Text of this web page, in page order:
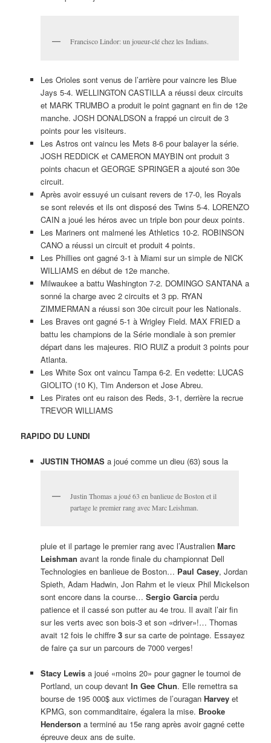
Francisco Lindor: un joueur-clé chez les Indians.
Les Orioles sont venus de l’arrière pour vaincre les Blue
Jays 5-4. WELLINGTON CASTILLA a réussi deux circuits
et MARK TRUMBO a produit le point gagnant en fin de 12e
manche. JOSH DONALDSON a frappé un circuit de 3
points pour les visiteurs.
Les Astros ont vaincu les Mets 8-6 pour balayer la série.
JOSH REDDICK et CAMERON MAYBIN ont produit 3
points chacun et GEORGE SPRINGER a ajouté son 30e
circuit.
Après avoir essuyé un cuisant revers de 17-0, les Royals
se sont relevés et ils ont disposé des Twins 5-4. LORENZO
CAIN a joué les héros avec un triple bon pour deux points.
Les Mariners ont malmené les Athletics 10-2. ROBINSON
CANO a réussi un circuit et produit 4 points.
Les Phillies ont gagné 3-1 à Miami sur un simple de NICK
WILLIAMS en début de 12e manche.
Milwaukee a battu Washington 7-2. DOMINGO SANTANA a
sonné la charge avec 2 circuits et 3 pp. RYAN
ZIMMERMAN a réussi son 30e circuit pour les Nationals.
Les Braves ont gagné 5-1 à Wrigley Field. MAX FRIED a
battu les champions de la Série mondiale à son premier
départ dans les majeures. RIO RUIZ a produit 3 points pour
Atlanta.
Les White Sox ont vaincu Tampa 6-2. En vedette: LUCAS
GIOLITO (10 K), Tim Anderson et Jose Abreu.
Les Pirates ont eu raison des Reds, 3-1, derrière la recrue
TREVOR WILLIAMS
RAPIDO DU LUNDI
JUSTIN THOMAS a joué comme un dieu (63) sous la
Justin Thomas a joué 63 en banlieue de Boston et il
partage le premier rang avec Marc Leishman.
pluie et il partage le premier rang avec l’Australien Marc
Leishman avant la ronde finale du championnat Dell
Technologies en banlieue de Boston… Paul Casey, Jordan
Spieth, Adam Hadwin, Jon Rahm et le vieux Phil Mickelson
sont encore dans la course… Sergio Garciaperdu
patience et il cassé son putter au 4e trou. Il avait l’air fin
sur les verts avec son bois-3 et son «driver»!… Thomas
avait 12 fois le chiffre 3sur sa carte de pointage. Essayez
de faire ça sur un parcours de 7000 verges!
Stacy Lewis a joué «moins 20» pour gagner le tournoi de
Portland, un coup devant In Gee Chun. Elle remettra sa
bourse de 195 000$ aux victimes de l’ouragan Harveyet
KPMG, son commanditaire, égalera la mise. Brooke
Henderson a terminé au 15e rang après avoir gagné cette
épreuve deux ans de suite.